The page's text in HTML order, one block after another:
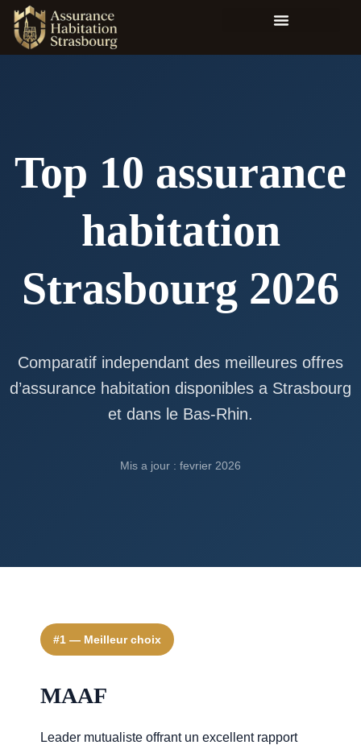
Top 10 assurance
habitation
Strasbourg 2026
Comparatif independant des meilleures offres
d’assurance habitation disponibles a Strasbourg
et dans le Bas-Rhin.
Mis a jour : fevrier 2026
#1 — Meilleur choix
MAAF
Leader mutualiste offrant un excellent rapport